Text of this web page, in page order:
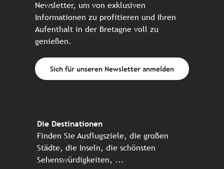
Newsletter, um von exklusiven
Informationen zu profitieren und Ihren
Aufenthalt in der Bretagne voll zu
genießen.
Sich für unseren Newsletter anmelden
Die Destinationen
Finden Sie Ausflugsziele, die großen
Städte, die Inseln, die schönsten
Sehenswürdigkeiten, ...